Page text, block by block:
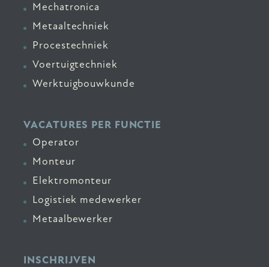
Mechatronica
Metaaltechniek
Procestechniek
Voertuigtechniek
Werktuigbouwkunde
VACATURES PER FUNCTIE
Operator
Monteur
Elektromonteur
Logistiek medewerker
Metaalbewerker
INSCHRIJVEN